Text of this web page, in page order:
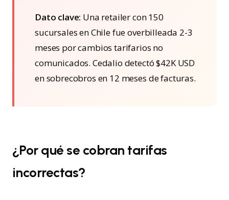
Dato clave: Una retailer con 150
sucursales en Chile fue overbilleada 2-3
meses por cambios tarifarios no
comunicados. Cedalio detectó $42K USD
en sobrecobros en 12 meses de facturas.
¿Por qué se cobran tarifas
incorrectas?